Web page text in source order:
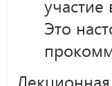
Это